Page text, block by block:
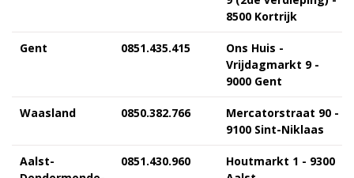
8500 Kortrijk
Gent 0851.435.415
Ons Huis -
Vrijdagmarkt 9 -
9000 Gent
Waasland 0850.382.766
Mercatorstraat 90 -
9100 Sint-Niklaas
Aalst-
0851.430.960
Houtmarkt 1 - 9300